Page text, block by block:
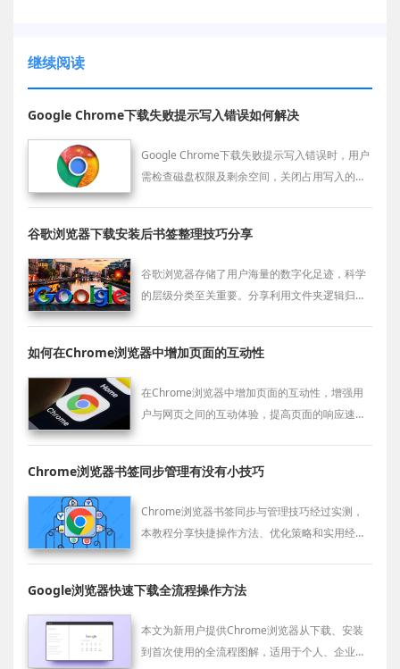
继续阅读
Google Chrome下载失败提示写入错误如何解决
Google Chrome下载失败提示写入错误时，用户
需检查磁盘权限及剩余空间，关闭占用写入的程
谷歌浏览器下载安装后书签整理技巧分享
谷歌浏览器存储了用户海量的数字化足迹，科学
的层级分类至关重要。分享利用文件夹逻辑归
个人知识图谱，确保资讯回溯毫秒级触达，彻底
如何在Chrome浏览器中增加页面的互动性
在Chrome浏览器中增加页面的互动性，增强用
户与网页之间的互动体验，提高页面的响应速
Chrome浏览器书签同步管理有没有小技巧
Chrome浏览器书签同步与管理技巧经过实测，
本教程分享快捷操作方法、优化策略和实用经
Google浏览器快速下载全流程操作方法
本文为新用户提供Chrome浏览器从下载、安装
到首次使用的全流程图解，适用于个人、企业与